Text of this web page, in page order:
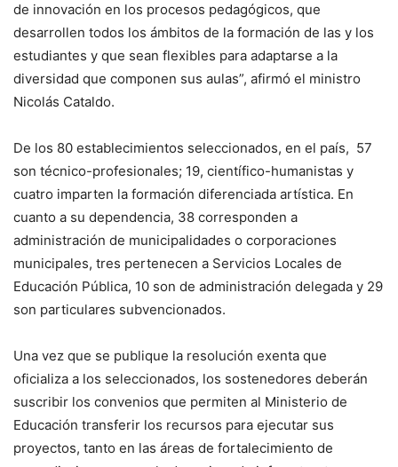
de innovación en los procesos pedagógicos, que
desarrollen todos los ámbitos de la formación de las y los
estudiantes y que sean flexibles para adaptarse a la
diversidad que componen sus aulas”, afirmó el ministro
Nicolás Cataldo.
De los 80 establecimientos seleccionados, en el país, 57
son técnico-profesionales; 19, científico-humanistas y
cuatro imparten la formación diferenciada artística. En
cuanto a su dependencia, 38 corresponden a
administración de municipalidades o corporaciones
municipales, tres pertenecen a Servicios Locales de
Educación Pública, 10 son de administración delegada y 29
son particulares subvencionados.
Una vez que se publique la resolución exenta que
oficializa a los seleccionados, los sostenedores deberán
suscribir los convenios que permiten al Ministerio de
Educación transferir los recursos para ejecutar sus
proyectos, tanto en las áreas de fortalecimiento de